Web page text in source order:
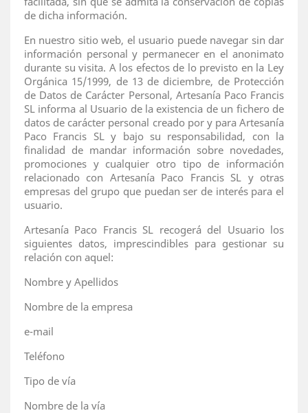
de dicha información.
En nuestro sitio web, el usuario puede navegar sin dar
información personal y permanecer en el anonimato
durante su visita. A los efectos de lo previsto en la Ley
Orgánica 15/1999, de 13 de diciembre, de Protección
de Datos de Carácter Personal, Artesanía Paco Francis
SL informa al Usuario de la existencia de un fichero de
datos de carácter personal creado por y para Artesanía
Paco Francis SL y bajo su responsabilidad, con la
finalidad de mandar información sobre novedades,
promociones y cualquier otro tipo de información
relacionado con Artesanía Paco Francis SL y otras
empresas del grupo que puedan ser de interés para el
usuario.
Artesanía Paco Francis SL recogerá del Usuario los
siguientes datos, imprescindibles para gestionar su
relación con aquel:
Nombre y Apellidos
Nombre de la empresa
e-mail
Teléfono
Tipo de vía
Nombre de la vía